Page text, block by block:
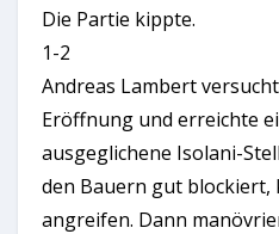
Die Partie kippte.
1-2
Andreas Lambert
Eröffnung und erreichte
ausgeglichene Isolani-
den Bauern gut
angreifen. Dann